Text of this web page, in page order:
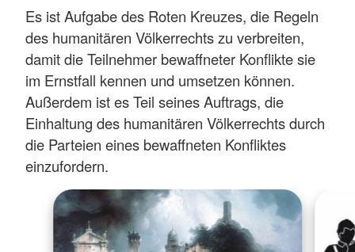
Es ist Aufgabe des Roten Kreuzes, die Regeln
des humanitären Völkerrechts zu verbreiten,
damit die Teilnehmer bewaffneter Konflikte sie
im Ernstfall kennen und umsetzen können.
Außerdem ist es Teil seines Auftrags, die
Einhaltung des humanitären Völkerrechts durch
die Parteien eines bewaffneten Konfliktes
einzufordern.